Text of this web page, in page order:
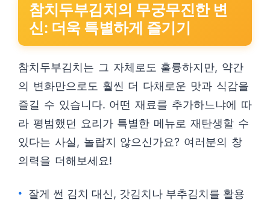
참치두부김치의 무궁무진한 변
신: 더욱 특별하게 즐기기
참치두부김치는 그 자체로도 훌륭하지만, 약간
의 변화만으로도 훨씬 더 다채로운 맛과 식감을
즐길 수 있습니다. 어떤 재료를 추가하느냐에 따
라 평범했던 요리가 특별한 메뉴로 재탄생할 수
있다는 사실, 놀랍지 않으신가요? 여러분의 창
의력을 더해보세요!
잘게 썬 김치 대신, 갓김치나 부추김치를 활용